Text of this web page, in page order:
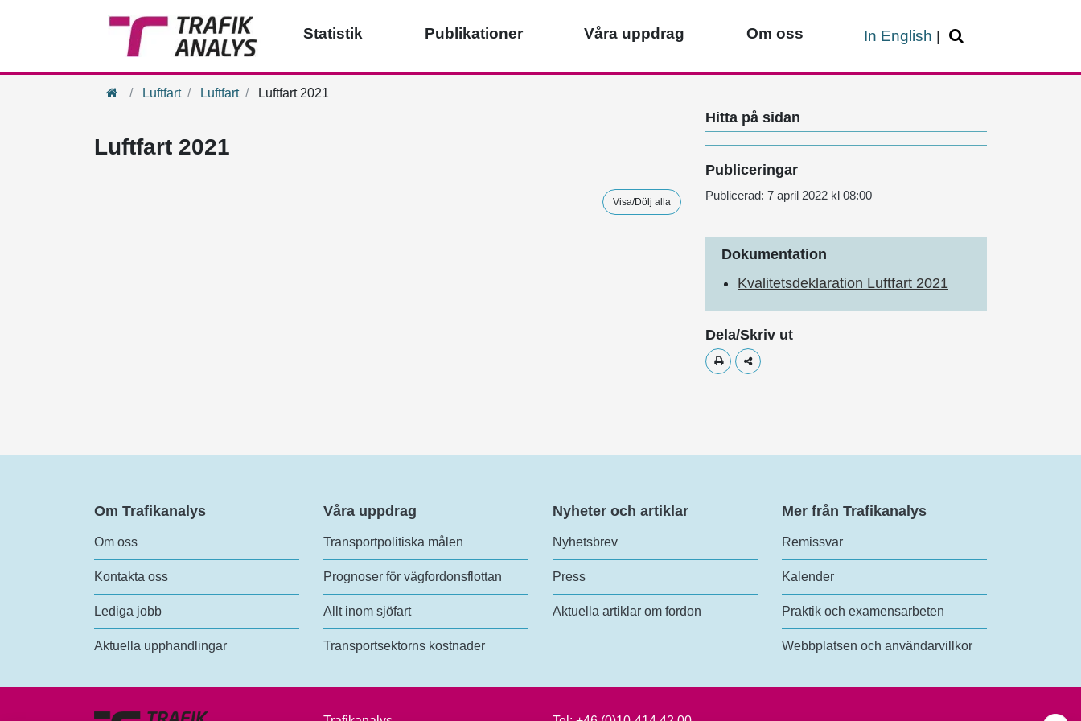
Statistik Publikationer Våra uppdrag Om oss In English
HemLuftfart Luftfart Luftfart 2021
Luftfart 2021
Visa/Dölj alla
Hitta på sidan
Publiceringar
Publicerad: 7 april 2022 kl 08:00
Dokumentation
Kvalitetsdeklaration Luftfart 2021
Dela/Skriv ut
Skriv utDela
Om Trafikanalys
Om oss
Kontakta oss
Lediga jobb
Aktuella upphandlingar
Våra uppdrag
Transportpolitiska målen
Prognoser för vägfordonsflottan
Allt inom sjöfart
Transportsektorns kostnader
Nyheter och artiklar
Nyhetsbrev
Press
Aktuella artiklar om fordon
Mer från Trafikanalys
Remissvar
Kalender
Praktik och examensarbeten
Webbplatsen och användarvillkor